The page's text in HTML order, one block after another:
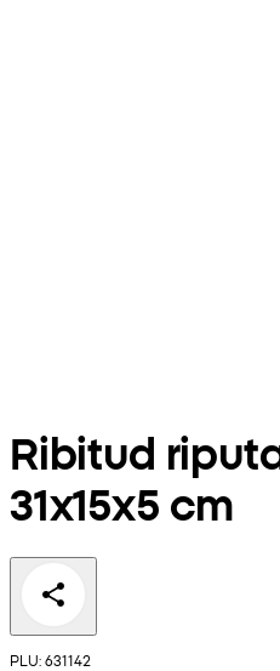
Ribitud
31x15x5 cm
PLU: 631142